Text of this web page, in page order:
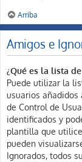
Arriba
Amigos e
¿Qué es la lista
Puede utilizar la
usuarios añadidos
de Control de
identificados y
plantilla que
pueden
Ignorados, todos